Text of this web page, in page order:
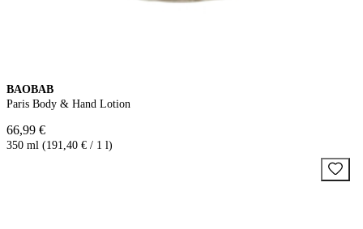
BAOBAB
Paris Body & Hand Lotion
66,99 €
350 ml (191,40 € / 1 l)